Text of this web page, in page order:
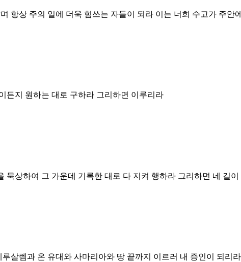
항상 주의 일에 더욱 힘쓰는 자들이 되라 이는 너희 수고가 주안
든지 원하는 대로 구하라 그리하면 이루리라
묵상하여 그 가운데 기록한 대로 다 지켜 행하라 그리하면 네 길
살렘과 온 유대와 사마리아와 땅 끝까지 이르러 내 증인이 되리